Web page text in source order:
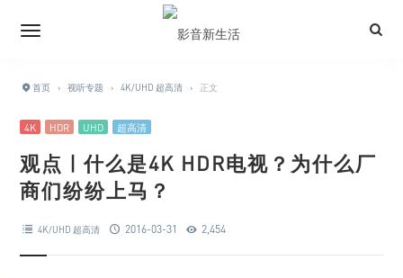
首页 › 视听专题 › 4K/UHD 超高清 › 正文
4K HDR UHD 超高清
观点 | 什么是4K HDR电视？为什么厂
商们纷纷上马？
4K/UHD 超高清 2016-03-31 2,454